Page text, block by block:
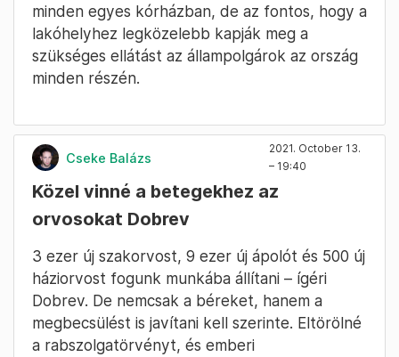
minden egyes kórházban, de az fontos, hogy a
lakóhelyhez legközelebb kapják meg a
szükséges ellátást az állampolgárok az ország
minden részén.
Cseke Balázs
2021. October 13.
– 19:40
Közel vinné a betegekhez az
orvosokat Dobrev
3 ezer új szakorvost, 9 ezer új ápolót és 500 új
háziorvost fogunk munkába állítani – ígéri
Dobrev. De nemcsak a béreket, hanem a
megbecsülést is javítani kell szerinte. Eltörölné
a rabszolgatörvényt, és emberi